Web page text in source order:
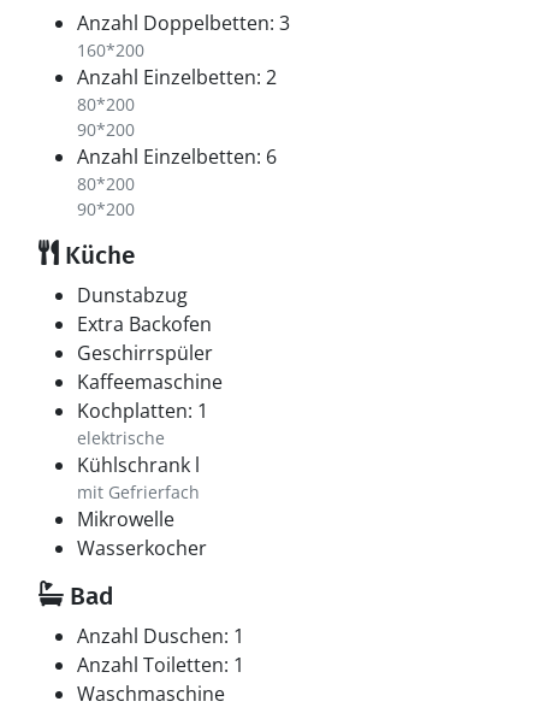
Anzahl Doppelbetten: 3
160*200
Anzahl Einzelbetten: 2
80*200
90*200
Anzahl Einzelbetten: 6
80*200
90*200
Küche
Dunstabzug
Extra Backofen
Geschirrspüler
Kaffeemaschine
Kochplatten: 1
elektrische
Kühlschrank l
mit Gefrierfach
Mikrowelle
Wasserkocher
Bad
Anzahl Duschen: 1
Anzahl Toiletten: 1
Waschmaschine